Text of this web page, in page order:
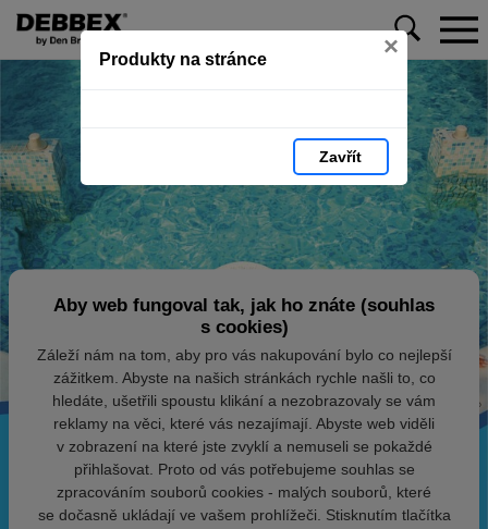
Produkty na stránce ×
Zavřít
Aby web fungoval tak, jak ho znáte (souhlas
s cookies)
Záleží nám na tom, aby pro vás nakupování bylo co nejlepší
zážitkem. Abyste na našich stránkách rychle našli to, co
hledáte, ušetřili spoustu klikání a nezobrazovaly se vám
reklamy na věci, které vás nezajímají. Abyste web viděli
v zobrazení na které jste zvyklí a nemuseli se pokaždé
přihlašovat. Proto od vás potřebujeme souhlas se
zpracováním souborů cookies - malých souborů, které
se dočasně ukládají ve vašem prohlížeči. Stisknutím tlačítka